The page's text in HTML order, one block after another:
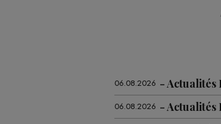
06.08.2026 Actualités
06.08.2026 Actualités